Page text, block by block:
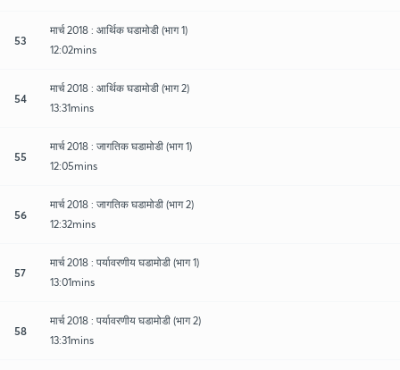
53
मार्च 2018 : आर्थिक घडामोडी (भाग 1)
12:02mins
54
मार्च 2018 : आर्थिक घडामोडी (भाग 2)
13:31mins
55
मार्च 2018 : जागतिक घडामोडी (भाग 1)
12:05mins
56
मार्च 2018 : जागतिक घडामोडी (भाग 2)
12:32mins
57
मार्च 2018 : पर्यावरणीय घडामोडी (भाग 1)
13:01mins
58
मार्च 2018 : पर्यावरणीय घडामोडी (भाग 2)
13:31mins